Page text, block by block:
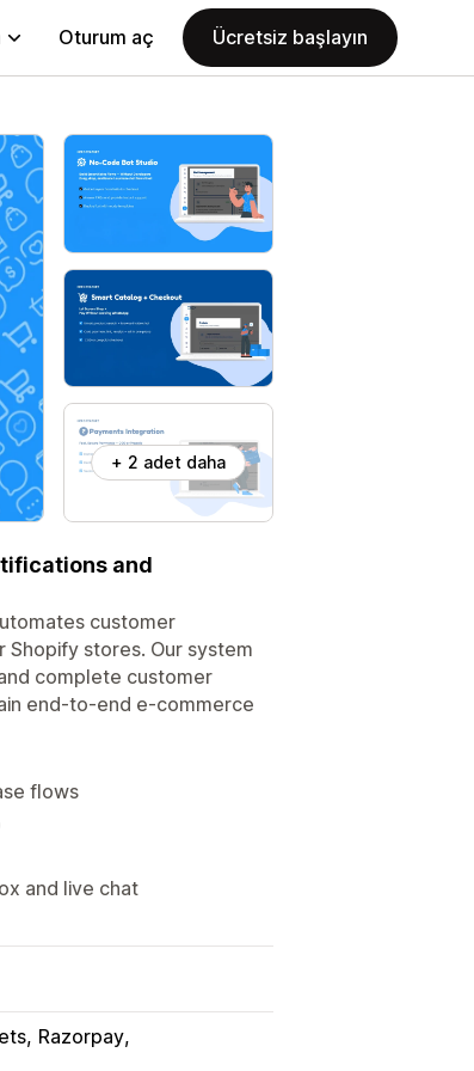
Oturum aç Ücretsiz başlayın
+ 2 adet daha
and
customer
stores. Our system
complete customer
end-to-end e-commerce
flows
and live chat
Razorpay